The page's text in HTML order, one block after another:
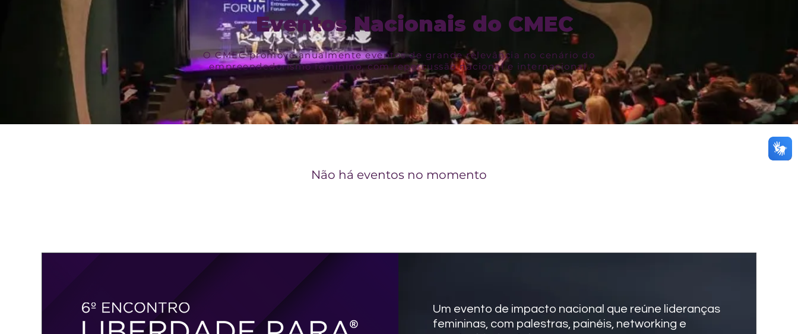
Eventos Nacionais do CMEC
O CMEC promove anualmente eventos de grande relevância no cenário do
empreendedorismo feminino, com repercussão nacional e internacional.
Não há eventos no momento
Um evento de impacto nacional que reúne lideranças
femininas, com palestras, painéis, networking e